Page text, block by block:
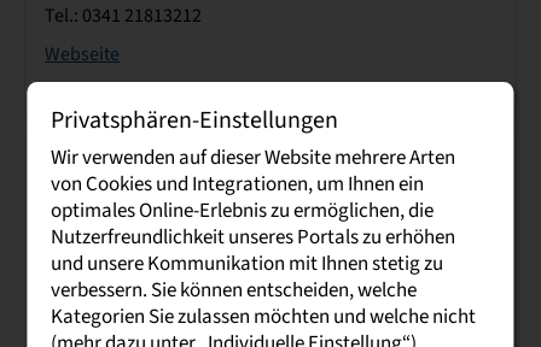
Tel.: 0341 21813212
Webseite
Linamar Powertrain GmbH
Sachsenweg 4
08451 Crimmitschau
Frau Jana Meyer
Tel.: 0176/17045121
Webseite
Privatsphären-Einstellungen
Wir verwenden auf dieser Website mehrere Arten
von Cookies und Integrationen, um Ihnen ein
optimales Online-Erlebnis zu ermöglichen, die
Nutzerfreundlichkeit unseres Portals zu erhöhen
und unsere Kommunikation mit Ihnen stetig zu
verbessern. Sie können entscheiden, welche
Kategorien Sie zulassen möchten und welche nicht